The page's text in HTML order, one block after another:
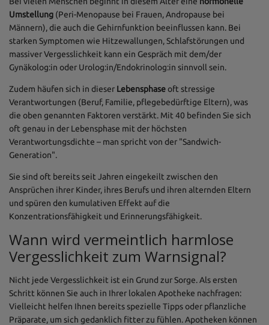
Umstellung (Peri-Menopause bei Frauen, Andropause bei
Männern), die auch die Gehirnfunktion beeinflussen kann. Bei
starken Symptomen wie Hitzewallungen, Schlafstörungen und
massiver Vergesslichkeit kann ein Gespräch mit dem/der
Gynäkolog:in oder Urolog:in/Endokrinolog:in sinnvoll sein.
Zudem häufen sich in dieser Lebensphaseoft stressige
Verantwortungen (Beruf, Familie, pflegebedürftige Eltern), was
die oben genannten Faktoren verstärkt. Mit 40 befinden Sie sich
oft genau in der Lebensphase mit der höchsten
Verantwortungsdichte – man spricht von der "Sandwich-
Generation".
Sie sind oft bereits seit Jahren eingekeilt zwischen den
Ansprüchen ihrer Kinder, ihres Berufs und ihren alternden Eltern
und spüren den kumulativen Effekt auf die
Konzentrationsfähigkeit und Erinnerungsfähigkeit.
Wann wird vermeintlich harmlose
Vergesslichkeit zum Warnsignal?
Nicht jede Vergesslichkeit ist ein Grund zur Sorge. Als ersten
Schritt können Sie auch in Ihrer lokalen Apotheke nachfragen:
Vielleicht helfen Ihnen bereits spezielle Tipps oder pflanzliche
Präparate, um sich gedanklich fitter zu fühlen. Apotheken können